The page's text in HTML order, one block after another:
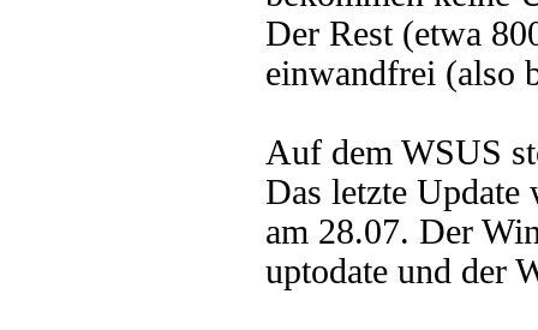
Der Rest (etwa
einwandfrei (also
Auf dem WSUS
Das letzte Update
am 28.07. Der
uptodate und der